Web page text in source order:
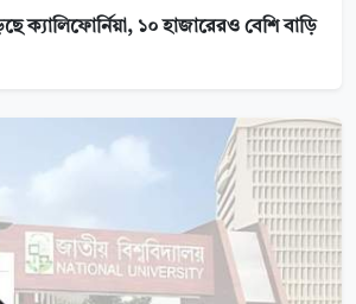
ক্যালিফোর্নিয়া, ১০ হাজারেরও বেশি বাড়ি